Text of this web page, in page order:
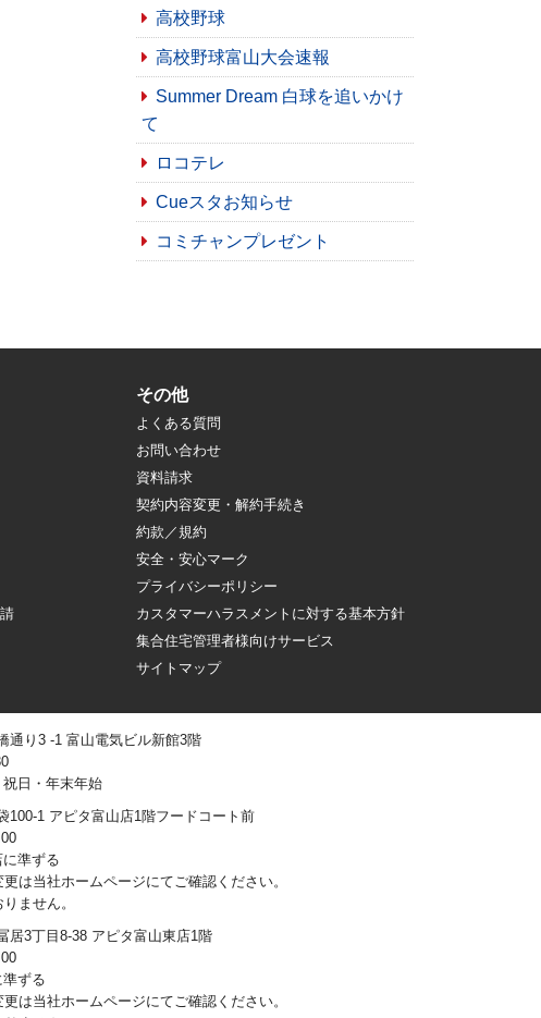
高校野球
高校野球富山大会速報
Summer Dream 白球を追いかけ
て
ロコテレ
Cueスタお知らせ
コミチャンプレゼント
その他
よくある質問
お問い合わせ
資料請求
契約内容変更・解約手続き
約款／規約
安全・安心マーク
プライバシーポリシー
カスタマーハラスメントに対する基本方針
集合住宅管理者様向けサービス
サイトマップ
通り3 -1 富山電気ビル新館3階
日・年末年始
100-1 アピタ富山店1階フードコート前
準ずる
は当社ホームページにてご確認ください。
ません。
居3丁目8-38 アピタ富山東店1階
ずる
は当社ホームページにてご確認ください。